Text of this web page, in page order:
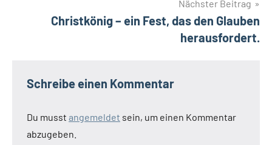
Nächster Beitrag
Christkönig – ein Fest, das den Glauben
herausfordert.
Schreibe einen Kommentar
Du musst angemeldet sein, um einen Kommentar
abzugeben.